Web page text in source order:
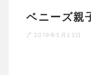
ベニーズ親
2019年5月23日